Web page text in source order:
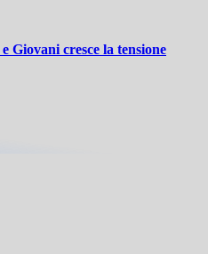
Giovani cresce la tensione